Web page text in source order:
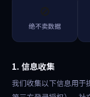
绝不卖数据
1. 信息收集
我们收集以下信息用